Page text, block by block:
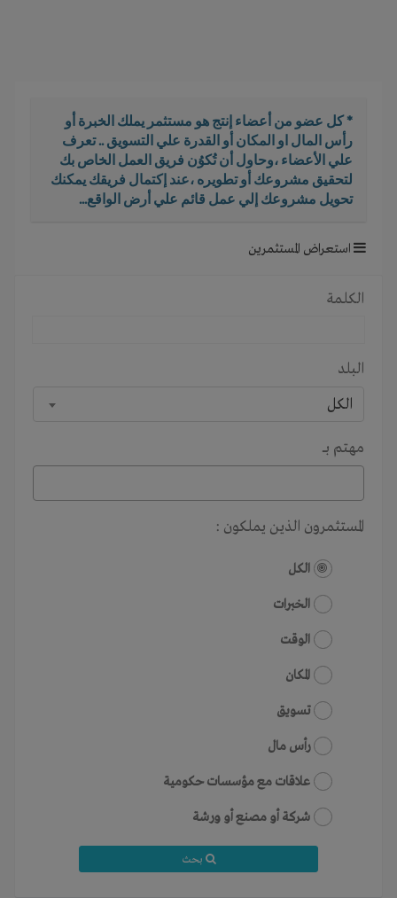
* كل عضو من أعضاء إنتج هو مستثمر يملك الخبرة أو
رأس المال او المكان أو القدرة علي التسويق .. تعرف
علي الأعضاء ،وحاول أن تُكوُن فريق العمل الخاص بك
لتحقيق مشروعك أو تطويره ،عند إكتمال فريقك يمكنك
تحويل مشروعك إلي عمل قائم علي أرض الواقع...
استعراض المستثمرين
الكلمة
البلد
الكل
مهتم بـــ
المستثمرون الذين يملكون :
الكل
الخبرات
الوقت
المكان
تسويق
رأس مال
علاقات مع مؤسسات حكومية
شركة أو مصنع أو ورشة